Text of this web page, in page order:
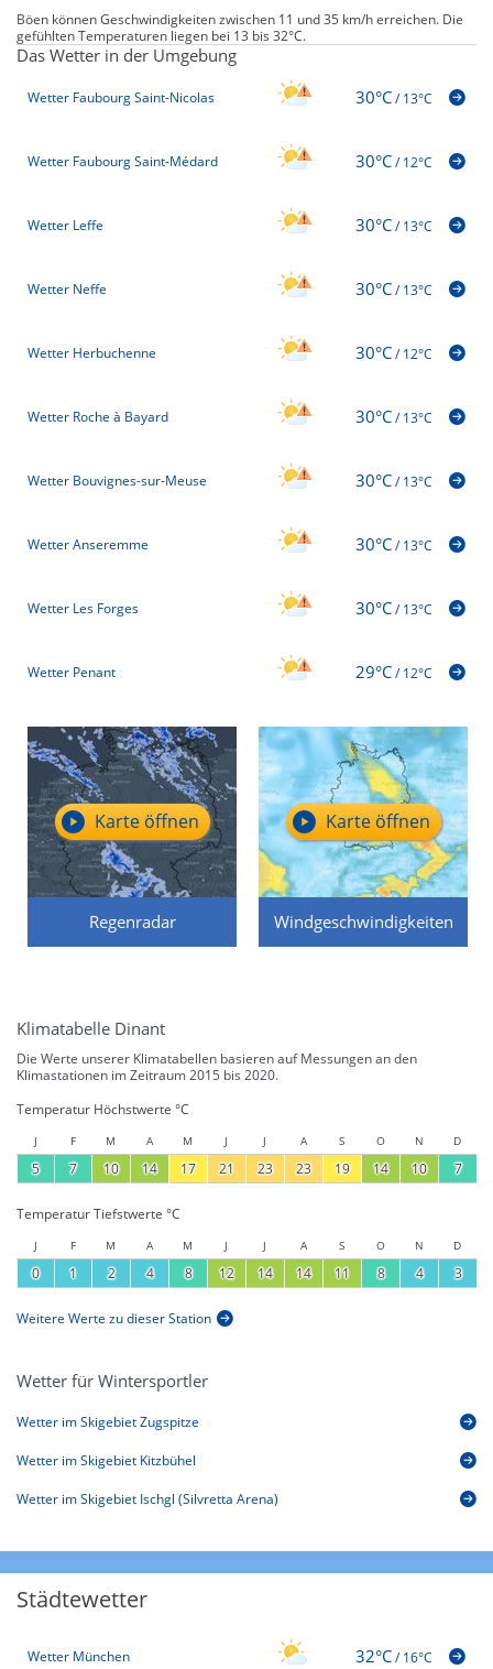
Böen können Geschwindigkeiten zwischen 11 und 35 km/h erreichen. Die
gefühlten Temperaturen liegen bei 13 bis 32°C.
Das Wetter in der Umgebung
Wetter Faubourg Saint-Nicolas 30°C/13°C
Wetter Faubourg Saint-Médard 30°C/12°C
Wetter Leffe 30°C/13°C
Wetter Neffe 30°C/13°C
Wetter Herbuchenne 30°C/12°C
Wetter Roche à Bayard 30°C/13°C
Wetter Bouvignes-sur-Meuse 30°C/13°C
Wetter Anseremme 30°C/13°C
Wetter Les Forges 30°C/13°C
Wetter Penant 29°C/12°C
Regenradar
Karte öffnen
Windgeschwindigkeiten
Karte öffnen
Klimatabelle Dinant
Die Werte unserer Klimatabellen basieren auf Messungen an den
Klimastationen im Zeitraum 2015 bis 2020.
Temperatur Höchstwerte °C
J F M A M J J A S O N D
5 7 10 14 17 21 23 23 19 14 10 7
Temperatur Tiefstwerte °C
J F M A M J J A S O N D
0 1 2 4 8 12 14 14 11 8 4 3
Weitere Werte zu dieser Station
Wetter für Wintersportler
Wetter im Skigebiet Zugspitze
Wetter im Skigebiet Kitzbühel
Wetter im Skigebiet Ischgl (Silvretta Arena)
Städtewetter
Wetter München 32°C/16°C